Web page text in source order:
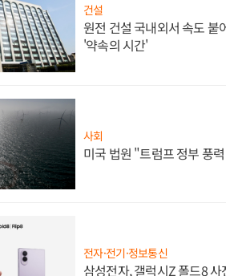
건설
원전 건설 국내외서 속도 붙
'약속의 시간'
사회
미국 법원 "트럼프 정부 풍
전자·전기·정보통신
삼성전자, 갤럭시Z 폴드8